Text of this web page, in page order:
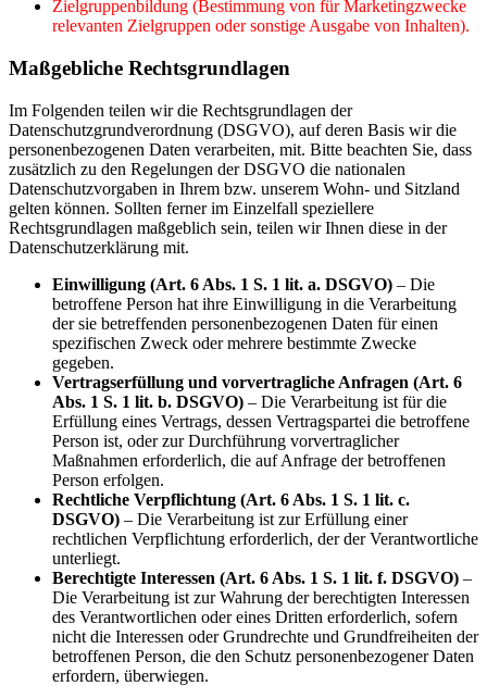
Zielgruppenbildung (Bestimmung von für Marketingzwecke
relevanten Zielgruppen oder sonstige Ausgabe von Inhalten).
Maßgebliche Rechtsgrundlagen
Im Folgenden teilen wir die Rechtsgrundlagen der
Datenschutzgrundverordnung (DSGVO), auf deren Basis wir die
personenbezogenen Daten verarbeiten, mit. Bitte beachten Sie, dass
zusätzlich zu den Regelungen der DSGVO die nationalen
Datenschutzvorgaben in Ihrem bzw. unserem Wohn- und Sitzland
gelten können. Sollten ferner im Einzelfall speziellere
Rechtsgrundlagen maßgeblich sein, teilen wir Ihnen diese in der
Datenschutzerklärung mit.
Einwilligung (Art. 6 Abs. 1 S. 1 lit. a. DSGVO) – Die
betroffene Person hat ihre Einwilligung in die Verarbeitung
der sie betreffenden personenbezogenen Daten für einen
spezifischen Zweck oder mehrere bestimmte Zwecke
gegeben.
Vertragserfüllung und vorvertragliche Anfragen (Art. 6
Abs. 1 S. 1 lit. b. DSGVO) – Die Verarbeitung ist für die
Erfüllung eines Vertrags, dessen Vertragspartei die betroffene
Person ist, oder zur Durchführung vorvertraglicher
Maßnahmen erforderlich, die auf Anfrage der betroffenen
Person erfolgen.
Rechtliche Verpflichtung (Art. 6 Abs. 1 S. 1 lit. c.
DSGVO) – Die Verarbeitung ist zur Erfüllung einer
rechtlichen Verpflichtung erforderlich, der der Verantwortliche
unterliegt.
Berechtigte Interessen (Art. 6 Abs. 1 S. 1 lit. f. DSGVO) –
Die Verarbeitung ist zur Wahrung der berechtigten Interessen
des Verantwortlichen oder eines Dritten erforderlich, sofern
nicht die Interessen oder Grundrechte und Grundfreiheiten der
betroffenen Person, die den Schutz personenbezogener Daten
erfordern, überwiegen.